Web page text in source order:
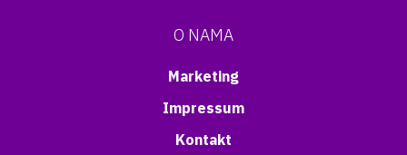
O NAMA
Marketing
Impressum
Kontakt